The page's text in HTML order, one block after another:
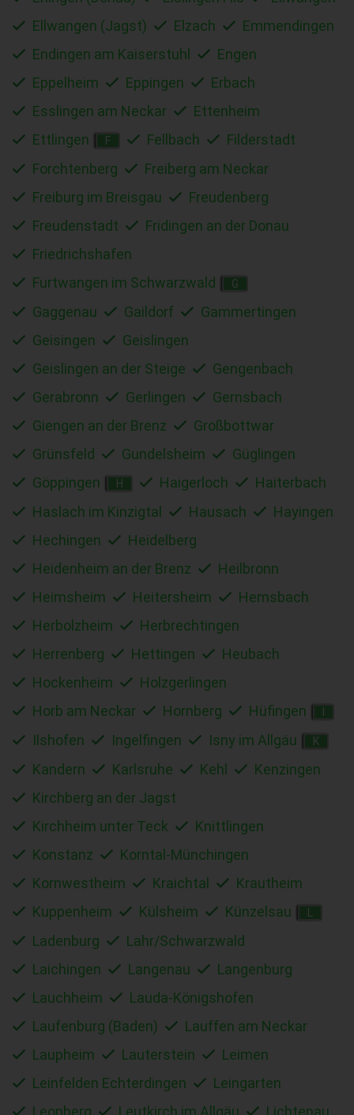
Ellwangen (Jagst)
Elzach
Emmendingen
Endingen am Kaiserstuhl
Engen
Eppelheim
Eppingen
Erbach
Esslingen am Neckar
Ettenheim
Ettlingen
F Fellbach
Filderstadt
Forchtenberg
Freiberg am Neckar
Freiburg im Breisgau
Freudenberg
Freudenstadt
Fridingen an der Donau
Friedrichshafen
Furtwangen im Schwarzwald
G
Gaggenau Gaildorf
Gammertingen
Geisingen
Geislingen
Geislingen an der Steige
Gengenbach
Gerabronn
Gerlingen
Gernsbach
Giengen an der Brenz
Großbottwar
Grünsfeld
Gundelsheim
Güglingen
Göppingen
H Haigerloch
Haiterbach
Haslach im Kinzigtal
Hausach
Hayingen
Hechingen
Heidelberg
Heidenheim an der Brenz
Heilbronn
Heimsheim
Heitersheim
Hemsbach
Herbolzheim
Herbrechtingen
Herrenberg
Hettingen
Heubach
Hockenheim
Holzgerlingen
Horb am Neckar
Hornberg Hüfingen
Ilshofen Ingelfingen Isny im Allgäu K
Kandern Karlsruhe Kehl
Kenzingen
Kirchberg an der Jagst
Kirchheim unter Teck
Knittlingen
Konstanz
Korntal-Münchingen
Kornwestheim
Kraichtal
Krautheim
Kuppenheim
Külsheim Künzelsau
Ladenburg
Lahr/Schwarzwald
Laichingen
Langenau
Langenburg
Lauchheim
Lauda-Königshofen
Laufenburg (Baden)
Lauffen am Neckar
Laupheim
Lauterstein
Leimen
Leinfelden Echterdingen
Leingarten
Leonberg
Leutkirch im Allgäu Lichtenau